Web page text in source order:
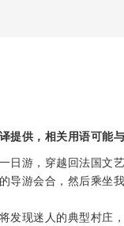
提供，相关用语可能
日游，穿越回法国文艺
导游会合，然后乘坐
发现迷人的典型村庄